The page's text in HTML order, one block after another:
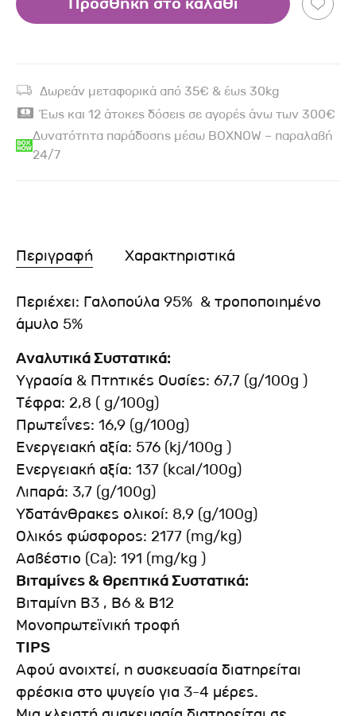
Δωρεάν μεταφορικά από 35€ & έως 30kg
Έως και 12 άτοκες δόσεις σε αγορές άνω των 300€
Δυνατότητα παράδοσης μέσω BOXNOW – παραλαβή
24/7
Περιγραφή Χαρακτηριστικά
Περιέχει: Γαλοπούλα 95% & τροποποιημένο
άμυλο 5%
Αναλυτικά Συστατικά:
Υγρασία & Πτητικές Ουσίες: 67,7 (g/100g )
Τέφρα: 2,8 ( g/100g)
Πρωτεΐνες: 16,9 (g/100g)
Ενεργειακή αξία: 576 (kj/100g )
Ενεργειακή αξία: 137 (kcal/100g)
Λιπαρά: 3,7 (g/100g)
Υδατάνθρακες ολικοί: 8,9 (g/100g)
Ολικός φώσφορος: 2177 (mg/kg)
Ασβέστιο (Ca): 191 (mg/kg )
Βιταμίνες & Θρεπτικά Συστατικά:
Βιταμίνη Β3 , Β6 & Β12
Μονοπρωτεϊνική τροφή
ΤIPS
Αφού ανοιχτεί, η συσκευασία διατηρείται
φρέσκια στο ψυγείο για 3-4 μέρες.